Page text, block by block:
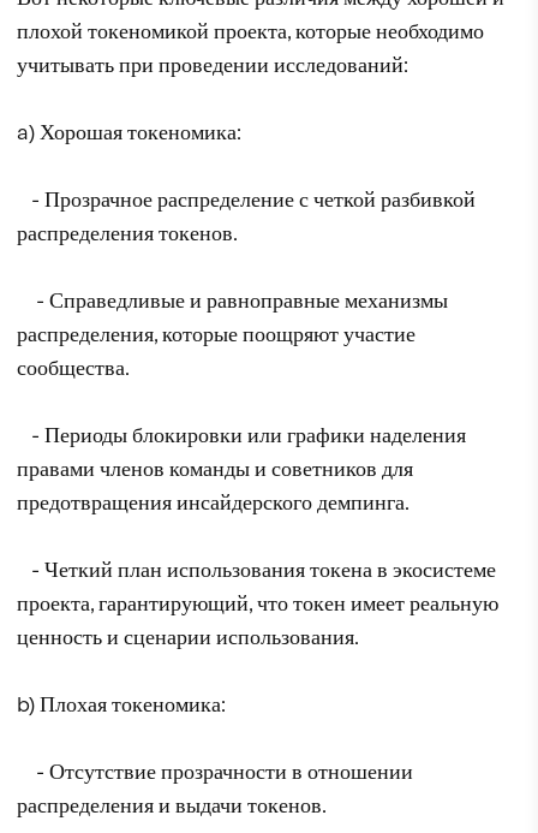
плохой токеномикой проекта, которые необходимо
учитывать при проведении исследований:
a) Хорошая токеномика:
- Прозрачное распределение с четкой разбивкой
распределения токенов.
- Справедливые и равноправные механизмы
распределения, которые поощряют участие
сообщества.
- Периоды блокировки или графики наделения
правами членов команды и советников для
предотвращения инсайдерского демпинга.
- Четкий план использования токена в экосистеме
проекта, гарантирующий, что токен имеет реальную
ценность и сценарии использования.
b) Плохая токеномика:
- Отсутствие прозрачности в отношении
распределения и выдачи токенов.